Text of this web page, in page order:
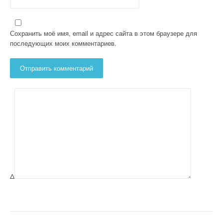
Сохранить моё имя, email и адрес сайта в этом браузере для
последующих моих комментариев.
Δ